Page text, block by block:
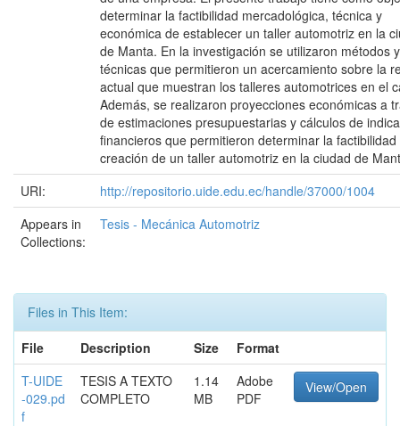
determinar la factibilidad mercadológica, técnica y
económica de establecer un taller automotriz en la
de Manta. En la investigación se utilizaron métodos y
técnicas que permitieron un acercamiento sobre la
actual que muestran los talleres automotrices en el
Además, se realizaron proyecciones económicas a
de estimaciones presupuestarias y cálculos de
financieros que permitieron determinar la factibilidad
creación de un taller automotriz en la ciudad de
URI:
http://repositorio.uide.edu.ec/handle/37000/1004
Appears in
Collections:
Tesis - Mecánica Automotriz
Files in This Item:
File
Description Size
Format
T-UIDE
-029.pd
f
TESIS A TEXTO
COMPLETO
1.14
MB
Adobe
PDF
View/Open